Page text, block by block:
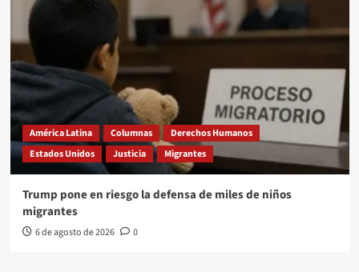
América Latina Columnas
Derechos Humanos
Estados Unidos
Justicia Migrantes
Trump pone en riesgo la defensa de miles de niños
migrantes
6 de agosto de 2026 0